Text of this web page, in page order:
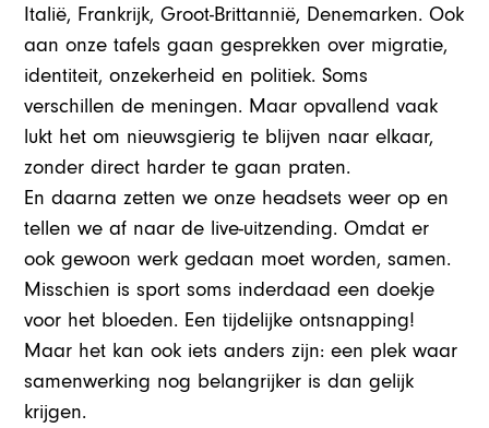
Italië, Frankrijk, Groot-Brittannië, Denemarken. Ook
aan onze tafels gaan gesprekken over migratie,
identiteit, onzekerheid en politiek. Soms
verschillen de meningen. Maar opvallend vaak
lukt het om nieuwsgierig te blijven naar elkaar,
zonder direct harder te gaan praten.
En daarna zetten we onze headsets weer op en
tellen we af naar de live-uitzending. Omdat er
ook gewoon werk gedaan moet worden, samen.
Misschien is sport soms inderdaad een doekje
voor het bloeden. Een tijdelijke ontsnapping!
Maar het kan ook iets anders zijn: een plek waar
samenwerking nog belangrijker is dan gelijk
krijgen.